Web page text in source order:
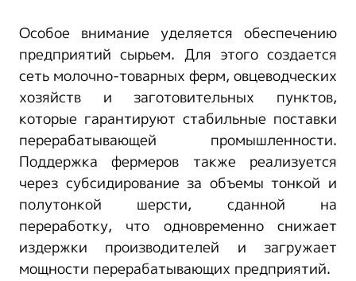
Особое внимание уделяется обеспечению
предприятий сырьем. Для этого создается
сеть молочно-товарных ферм, овцеводческих
хозяйств и заготовительных пунктов,
которые гарантируют стабильные поставки
перерабатывающей промышленности.
Поддержка фермеров также реализуется
через субсидирование за объемы тонкой и
полутонкой шерсти, сданной на
переработку, что одновременно снижает
издержки производителей и загружает
мощности перерабатывающих предприятий.